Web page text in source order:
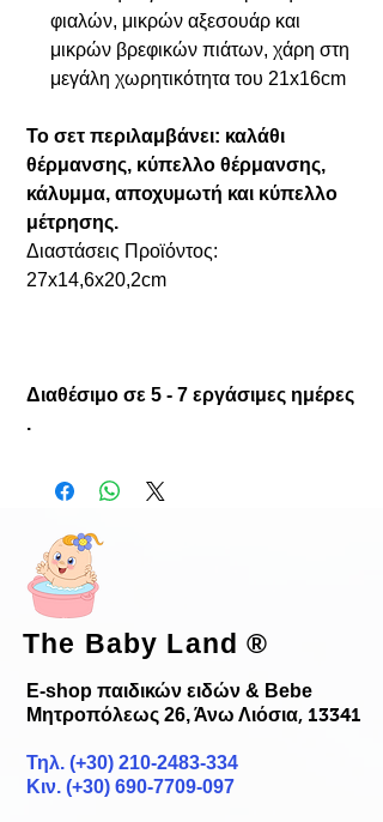
φιαλών, μικρών αξεσουάρ και
μικρών βρεφικών πιάτων, χάρη στη
μεγάλη χωρητικότητα του 21x16cm
Το σετ περιλαμβάνει: καλάθι
θέρμανσης, κύπελλο θέρμανσης,
κάλυμμα, αποχυμωτή και κύπελλο
μέτρησης.
Διαστάσεις Προϊόντος:
27x14,6x20,2cm
Διαθέσιμο σε 5 - 7 εργάσιμες ημέρες
.
The Baby Land®
E-shop παιδικών ειδών & Bebe
Μητροπόλεως 26, Άνω Λιόσια, 13341
Τηλ. (+30) 210-2483-334
Κιν. (+30) 690-7709-097